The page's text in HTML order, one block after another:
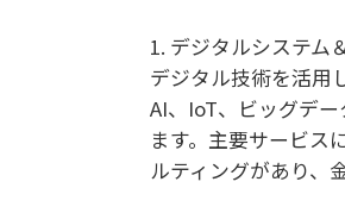
1. デジタルシステム
デジタル技術を活用
AI、IoT、ビッグデ
ます。主要サービス
ルティングがあり、